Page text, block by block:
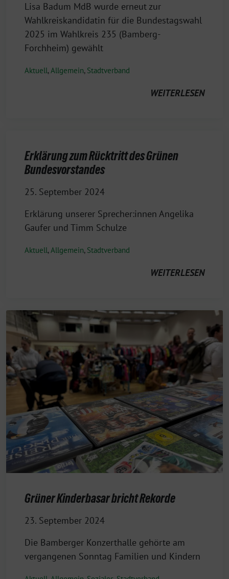
Lisa Badum MdB wurde erneut zur
Wahlkreiskandidatin für die Bundestagswahl
2025 im Wahlkreis 235 (Bamberg-
Forchheim) gewählt
Aktuell,Allgemein, Stadtverband
WEITERLESEN
Erklärung zum Rücktritt des Grünen
Bundesvorstandes
25. September 2024
Erklärung unserer Sprecher:innen Angelika
Gaufer und Timm Schulze
Aktuell,Allgemein, Stadtverband
WEITERLESEN
Grüner Kinderbasar bricht Rekorde
23. September 2024
Die Bamberger Konzerthalle gehörte am
vergangenen Sonntag Familien und Kindern